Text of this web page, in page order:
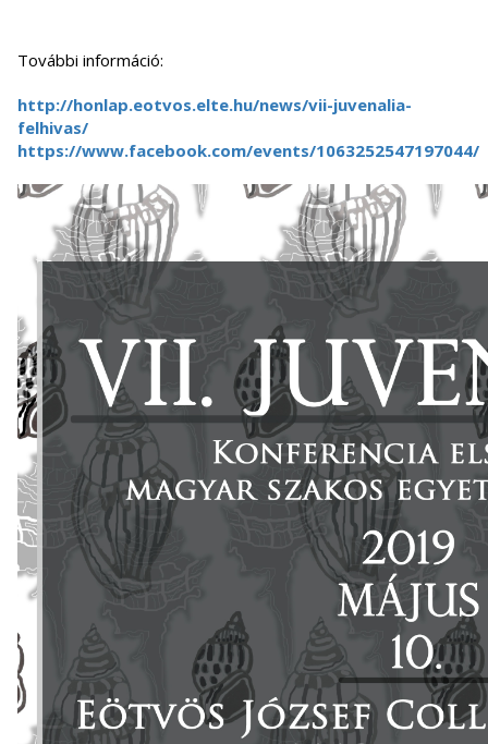
További információ:
http://honlap.eotvos.elte.hu/news/vii-juvenalia-
felhivas/
https://www.facebook.com/events/1063252547197044/